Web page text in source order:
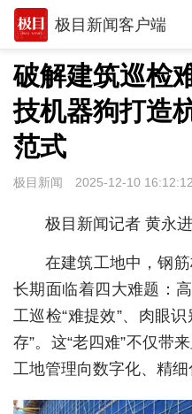
极目新闻客户端
推荐
观点
时政
湖北
环球
专题
破解建筑巡检
技机器狗打造
范式
极目新闻 2025-12-10 16:12:12
极目新闻记者 黄永进
在建筑工地中，钢
长期面临着四大难题：
工巡检“难提效”、肉眼
存”。这“老四难”不仅带
工地管理向数字化、精细